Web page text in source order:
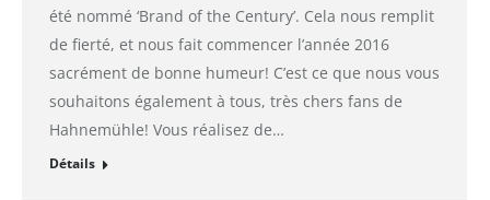
été nommé ‘Brand of the Century’. Cela nous remplit
de fierté, et nous fait commencer l’année 2016
sacrément de bonne humeur! C’est ce que nous vous
souhaitons également à tous, très chers fans de
Hahnemühle! Vous réalisez de…
Détails